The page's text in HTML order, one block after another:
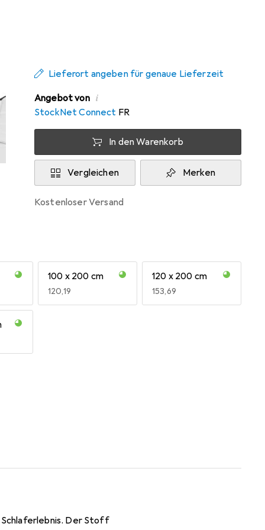
Lieferort angeben für genaue Lieferzeit
Angebot von i
StockNet Connect FR
In den Warenkorb
Vergleichen Merken
kostenloser Versand
100 x 200 cm
EUR
120,19
120 x 200 cm
EUR
153,69
Der Stoff